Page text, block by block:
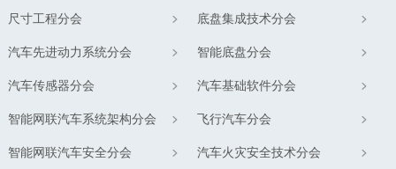
尺寸工程分会 底盘集成技术分会
汽车先进动力系统分会 智能底盘分会
汽车传感器分会 汽车基础软件分会
智能网联汽车系统架构分会 飞行汽车分会
智能网联汽车安全分会 汽车火灾安全技术分会